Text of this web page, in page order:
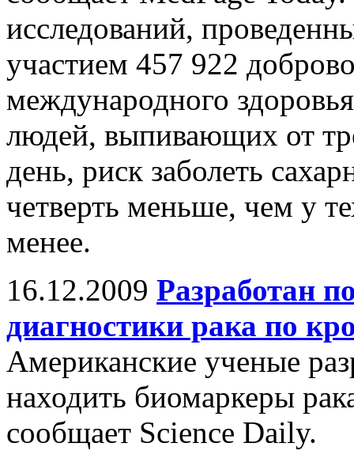
исследований,
участием 457 922
международного
людей, выпивающих от
день, риск заболеть
четверть меньше, чем у
менее.
16.12.2009 Разработан
диагностики рака по
Американские ученые
находить биомаркеры
сообщает Science Daily.